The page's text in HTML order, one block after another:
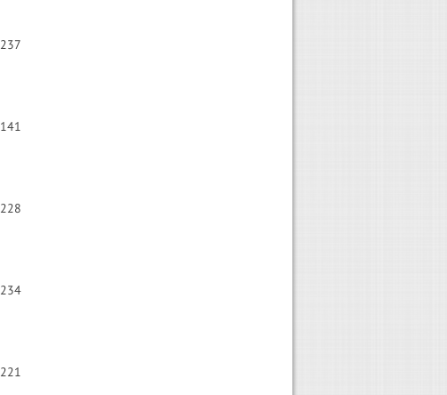
237
141
228
234
221